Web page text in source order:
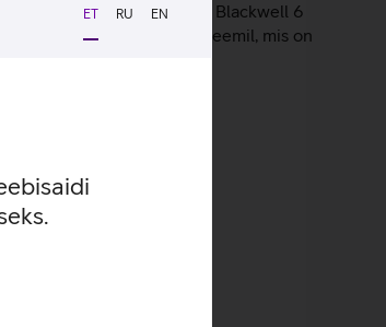
ET RU EN
NVIDIA RTX PRO 500 Blackwell 6
11 Pro operatsioonisüsteemil, mis on